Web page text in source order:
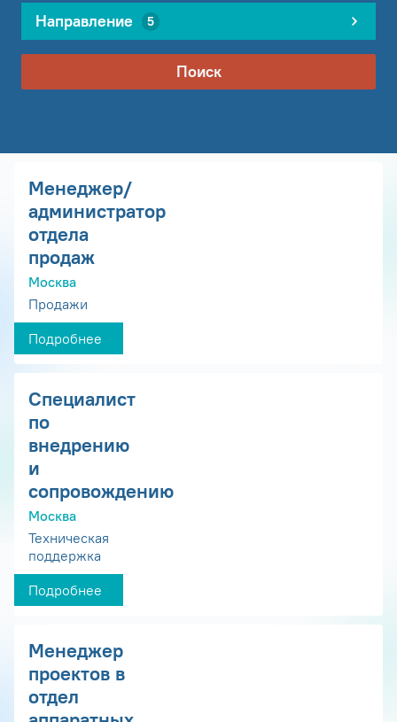
Направление 5
Поиск
Менеджер/
администратор
отдела
продаж
Москва
Продажи
Подробнее
Специалист
по
внедрению
и
сопровождению
Москва
Техническая
поддержка
Подробнее
Менеджер
проектов в
отдел